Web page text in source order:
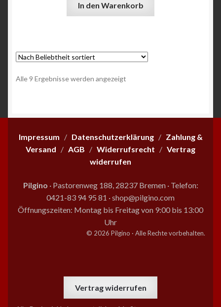
In den Warenkorb
Alle 9 Ergebnisse werden angezeigt
Impressum / Datenschutzerklärung/ Zahlung &
Versand / AGB / Widerrufsrecht / Vertrag
widerrufen
Pilgino · Pastorenweg 188, 28237 Bremen ·Telefon:
0421-83 94 95 81 ·shop@pilgino.com
Öffnungszeiten: Montag bis Freitag von 9:00 bis 13:00
Uhr
© 2026 Pilgino · Alle Rechte vorbehalten.
Vertrag widerrufen